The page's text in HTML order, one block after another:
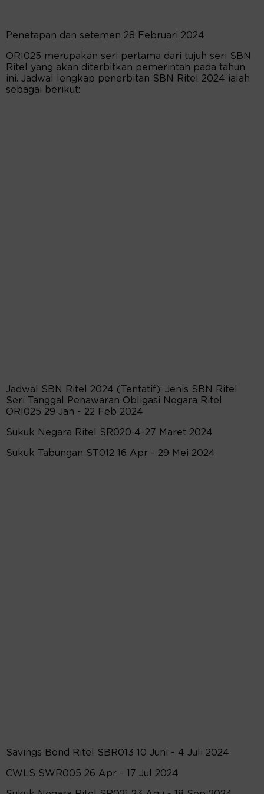
Penetapan dan setemen 28 Februari 2024
ORI025 merupakan seri pertama dari tujuh seri SBN
Ritel yang akan diterbitkan pemerintah pada tahun
ini. Jadwal lengkap penerbitan SBN Ritel 2024 ialah
sebagai berikut:
Jadwal SBN Ritel 2024 (Tentatif): Jenis SBN Ritel
Seri Tanggal Penawaran Obligasi Negara Ritel
ORI025 29 Jan - 22 Feb 2024
Sukuk Negara Ritel SR020 4-27 Maret 2024
Sukuk Tabungan ST012 16 Apr - 29 Mei 2024
Savings Bond Ritel SBR013 10 Juni - 4 Juli 2024
CWLS SWR005 26 Apr - 17 Jul 2024